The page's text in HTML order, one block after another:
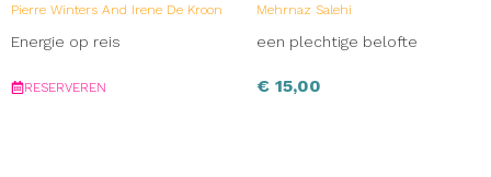
Pierre Winters And Irene De Kroon
Energie op reis
RESERVEREN
Mehrnaz Salehi
een plechtige belofte
€ 15,00